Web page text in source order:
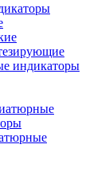
индикаторы